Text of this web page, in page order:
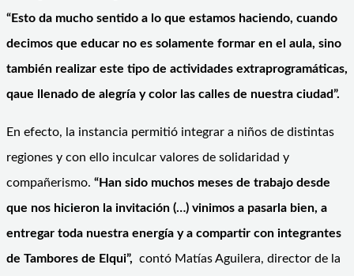
“Esto da mucho sentido a lo que estamos haciendo, cuando
decimos que educar no es solamente formar en el aula, sino
también realizar este tipo de actividades extraprogramáticas,
qaue llenado de alegría y color las calles de nuestra ciudad”.
En efecto, la instancia permitió integrar a niños de distintas
regiones y con ello inculcar valores de solidaridad y
compañerismo. “Han sido muchos meses de trabajo desde
que nos hicieron la invitación (…) vinimos a pasarla bien, a
entregar toda nuestra energía y a compartir con integrantes
de Tambores de Elqui”, contó Matías Aguilera, director de la